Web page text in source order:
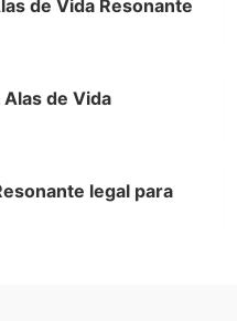
de Vida Resonante
de Vida
legal para